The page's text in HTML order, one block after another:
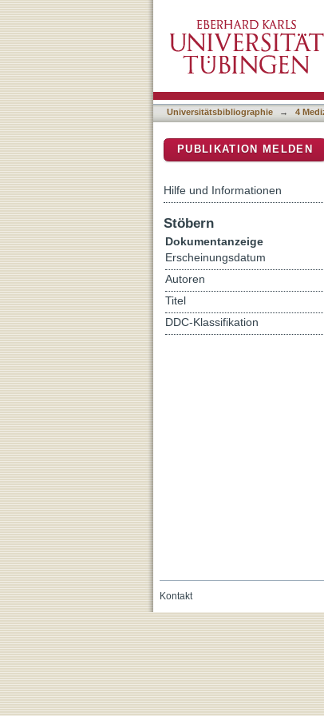
Risk of Fetal Loss
Score Matching
Universitätsbibliographie → 4
PUBLIKATION MELDEN
Hilfe und Informationen
Stöbern
Dokumentanzeige
Erscheinungsdatum
Autoren
Titel
DDC-Klassifikation
Kontakt